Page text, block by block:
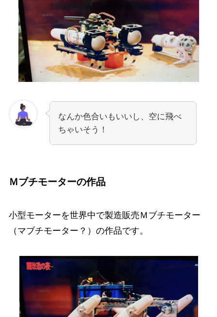
なんか色合いもいいし、空に飛べ
ちゃいそう！
Ｍブチモーターの作品
小型モーターを世界中で製造販売Ｍブチモーター
（マブチモーター？）の作品です。